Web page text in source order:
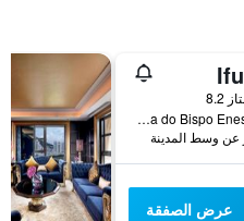
8.2
8 Rua do Bispo Enes, Macau
عرض الصفقة